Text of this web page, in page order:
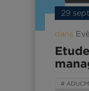
29
dans
#